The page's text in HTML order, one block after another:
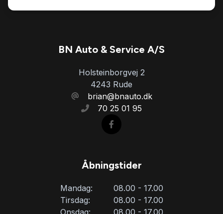
BN Auto & Service A/S
Holsteinborgvej 2
4243 Rude
brian@bnauto.dk
70 25 01 95
Åbningstider
Mandag:
08.00 - 17.00
Tirsdag:
08.00 - 17.00
Onsdag:
08.00 - 17.00